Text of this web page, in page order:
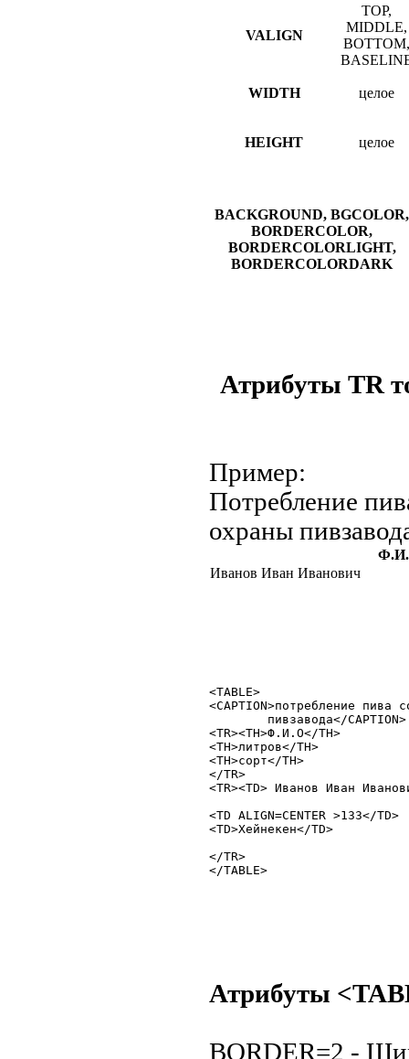
VALIGN
TOP,
MIDDLE,
BOTTOM,
WIDTH целое
HEIGHT целое
BACKGROUND, BGCOLOR,
BORDERCOLOR,
BORDERCOLORLIGHT,
BORDERCOLORDARK
Атрибуты TR
Пример:
Потребление
охраны
Иванов Иван Иванович
<TABLE>
<CAPTION>потребление пива
<TR><TH>Ф.И.О</TH>
<TH>литров</TH>
<TH>сорт</TH>
</TR>
<TR><TD> Иванов Иван
<TD ALIGN=CENTER >133</TD>
<TD>Хейнекен</TD>
</TR>
Атрибуты
BORDER=2 -